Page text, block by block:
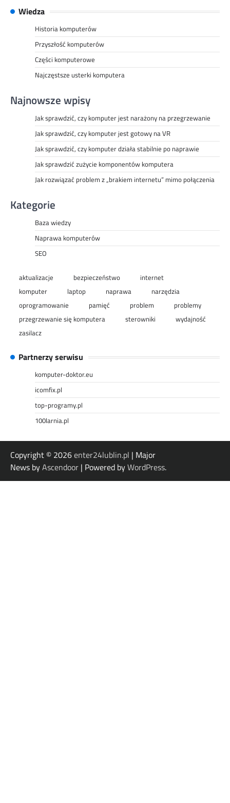
Wiedza
Historia komputerów
Przyszłość komputerów
Części komputerowe
Najczęstsze usterki komputera
Najnowsze wpisy
Jak sprawdzić, czy komputer jest narażony na przegrzewanie
Jak sprawdzić, czy komputer jest gotowy na VR
Jak sprawdzić, czy komputer działa stabilnie po naprawie
Jak sprawdzić zużycie komponentów komputera
Jak rozwiązać problem z „brakiem internetu” mimo połączenia
Kategorie
Baza wiedzy
Naprawa komputerów
SEO
aktualizacje bezpieczeństwo
internet
komputer
laptop naprawa
narzędzia
oprogramowanie
pamięć problem
problemy
przegrzewanie się komputera
sterowniki
wydajność
zasilacz
Partnerzy serwisu
komputer-doktor.eu
icomfix.pl
top-programy.pl
100larnia.pl
Copyright © 2026enter24lublin.pl | Major
News byAscendoor | Powered byWordPress.